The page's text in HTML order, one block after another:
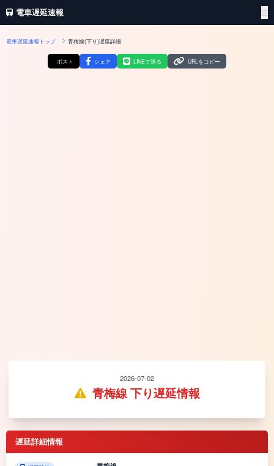
電車遅延速報
電車遅延速報トップ 青梅線(下り)遅延詳細
ポスト シェア LINEで送る URLをコピー
2026-07-02
青梅線 下り遅延情報
遅延詳細情報